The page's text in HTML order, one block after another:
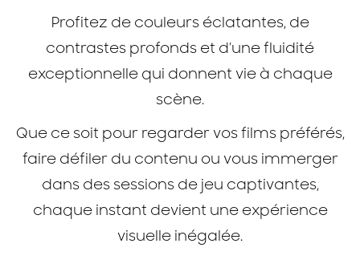
Profitez de couleurs éclatantes, de
contrastes profonds et d’une fluidité
exceptionnelle qui donnent vie à chaque
scène.
Que ce soit pour regarder vos films préférés,
faire défiler du contenu ou vous immerger
dans des sessions de jeu captivantes,
chaque instant devient une expérience
visuelle inégalée.